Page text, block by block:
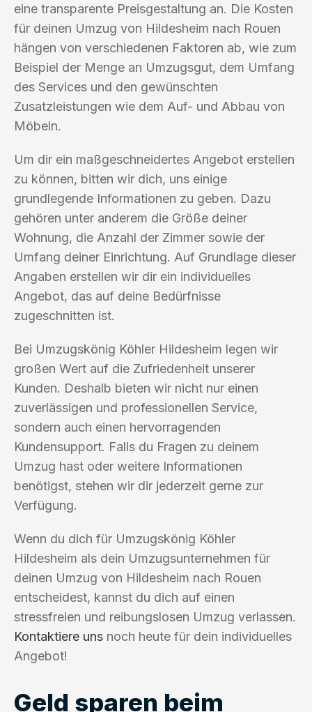
eine transparente Preisgestaltung an. Die Kosten
für deinen Umzug von Hildesheim nach Rouen
hängen von verschiedenen Faktoren ab, wie zum
Beispiel der Menge an Umzugsgut, dem Umfang
des Services und den gewünschten
Zusatzleistungen wie dem Auf- und Abbau von
Möbeln.
Um dir ein maßgeschneidertes Angebot erstellen
zu können, bitten wir dich, uns einige
grundlegende Informationen zu geben. Dazu
gehören unter anderem die Größe deiner
Wohnung, die Anzahl der Zimmer sowie der
Umfang deiner Einrichtung. Auf Grundlage dieser
Angaben erstellen wir dir ein individuelles
Angebot, das auf deine Bedürfnisse
zugeschnitten ist.
Bei Umzugskönig Köhler Hildesheim legen wir
großen Wert auf die Zufriedenheit unserer
Kunden. Deshalb bieten wir nicht nur einen
zuverlässigen und professionellen Service,
sondern auch einen hervorragenden
Kundensupport. Falls du Fragen zu deinem
Umzug hast oder weitere Informationen
benötigst, stehen wir dir jederzeit gerne zur
Verfügung.
Wenn du dich für Umzugskönig Köhler
Hildesheim als dein Umzugsunternehmen für
deinen Umzug von Hildesheim nach Rouen
entscheidest, kannst du dich auf einen
stressfreien und reibungslosen Umzug verlassen.
Kontaktiere uns noch heute für dein individuelles
Angebot!
Geld sparen beim